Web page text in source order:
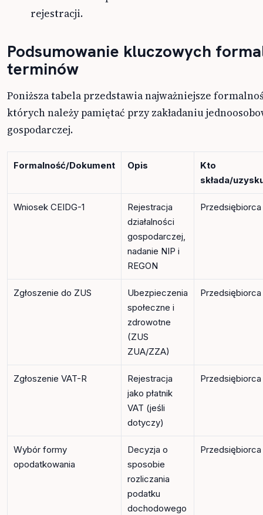
rejestracji.
Podsumowanie kluczowych
terminów
Poniższa tabela przedstawia najważniejsze
których należy pamiętać przy zakładaniu
gospodarczej.
Formalność/Dokument Opis
Kto
składa/
Wniosek CEIDG-1
Rejestracja
działalności
gospodarczej,
nadanie NIP i
REGON
Przedsiębiorca
Zgłoszenie do ZUS
Ubezpieczenia
społeczne i
zdrowotne
(ZUS
ZUA/ZZA)
Przedsiębiorca
Zgłoszenie VAT-R
Rejestracja
jako płatnik
VAT (jeśli
dotyczy)
Przedsiębiorca
Wybór formy
opodatkowania
Decyzja o
sposobie
rozliczania
podatku
dochodowego
Przedsiębiorca